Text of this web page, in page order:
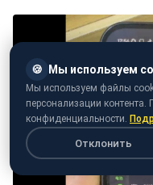
🍪 Мы используем
Мы используем файлы
персонализации контента.
конфиденциальности.
Отклонить